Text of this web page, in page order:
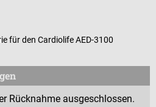
für den Cardiolife AED-3100
Rücknahme ausgeschlossen.